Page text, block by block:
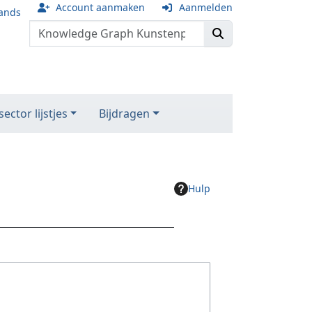
Account aanmaken Aanmelden
lijstjes Bijdragen
Hulp